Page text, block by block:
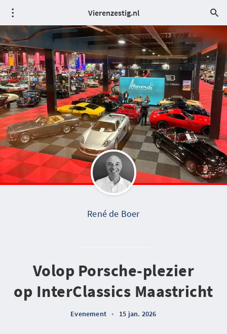
Vierenzestig.nl
René de Boer
Volop Porsche-plezier
op InterClassics Maastricht
Evenement • 15 jan. 2026